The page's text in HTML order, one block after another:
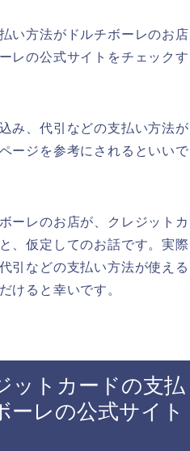
い方法がドルチボーレのお店
レの公式サイトをチェックす
み、代引などの支払い方法が
ージを参考にされるといいで
ーレのお店が、クレジットカ
、仮定してのお話です。実際
引などの支払い方法が使える
けると幸いです。
ットカードの支払
レの公式サイト